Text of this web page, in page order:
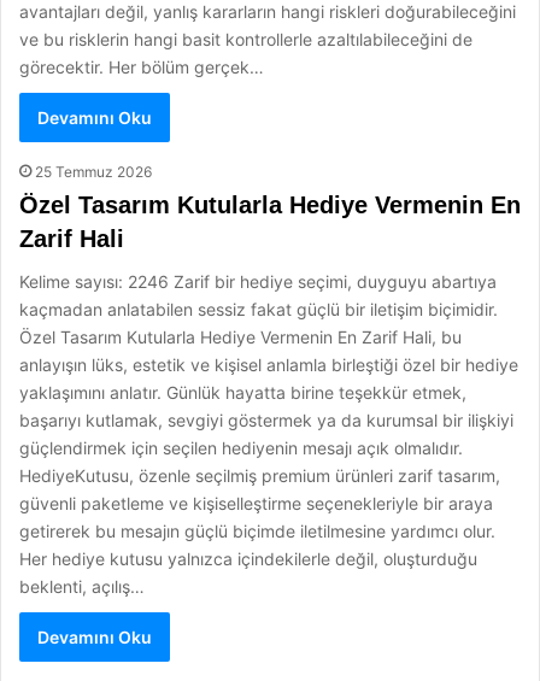
avantajları değil, yanlış kararların hangi riskleri doğurabileceğini
ve bu risklerin hangi basit kontrollerle azaltılabileceğini de
görecektir. Her bölüm gerçek…
Devamını Oku
25 Temmuz 2026
Özel Tasarım Kutularla Hediye Vermenin En
Zarif Hali
Kelime sayısı: 2246 Zarif bir hediye seçimi, duyguyu abartıya
kaçmadan anlatabilen sessiz fakat güçlü bir iletişim biçimidir.
Özel Tasarım Kutularla Hediye Vermenin En Zarif Hali, bu
anlayışın lüks, estetik ve kişisel anlamla birleştiği özel bir hediye
yaklaşımını anlatır. Günlük hayatta birine teşekkür etmek,
başarıyı kutlamak, sevgiyi göstermek ya da kurumsal bir ilişkiyi
güçlendirmek için seçilen hediyenin mesajı açık olmalıdır.
HediyeKutusu, özenle seçilmiş premium ürünleri zarif tasarım,
güvenli paketleme ve kişiselleştirme seçenekleriyle bir araya
getirerek bu mesajın güçlü biçimde iletilmesine yardımcı olur.
Her hediye kutusu yalnızca içindekilerle değil, oluşturduğu
beklenti, açılış…
Devamını Oku